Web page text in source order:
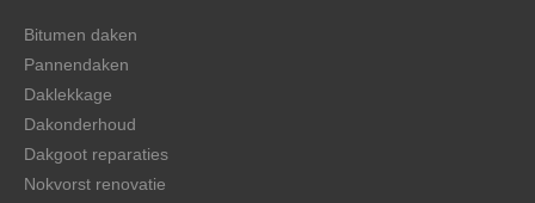
Bitumen daken
Pannendaken
Daklekkage
Dakonderhoud
Dakgoot reparaties
Nokvorst renovatie